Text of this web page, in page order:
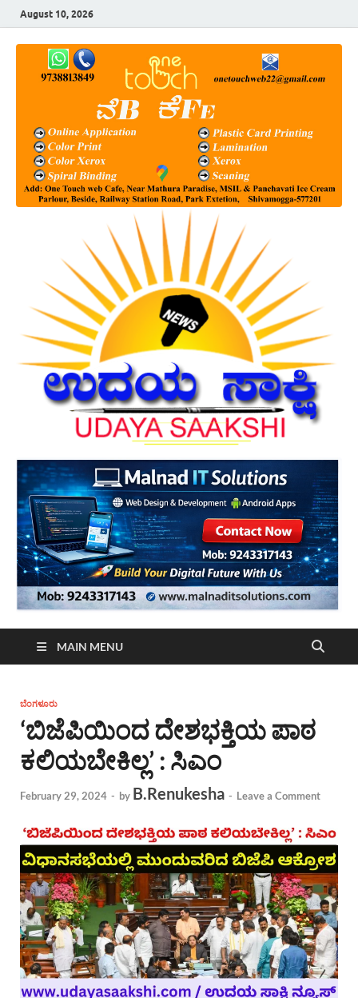
August 10, 2026
MAIN MENU
ಬೆಂಗಳೂರು
‘ಬಿಜೆಪಿಯಿಂದ ದೇಶಭಕ್ತಿಯ ಪಾಠ
ಕಲಿಯಬೇಕಿಲ್ಲ’ : ಸಿಎಂ
February 29, 2024 - by B.Renukesha - Leave a Comment